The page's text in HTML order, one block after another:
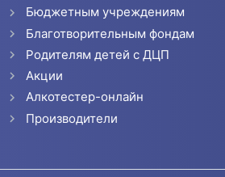
Бюджетным учреждениям
Благотворительным фондам
Родителям детей с ДЦП
Акции
Алкотестер-онлайн
Производители